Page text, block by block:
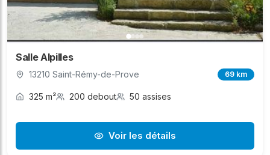
Salle Alpilles
13210 Saint-Rémy-de-Prove 69 km
325 m² 200 debout 50 assises
Voir les détails